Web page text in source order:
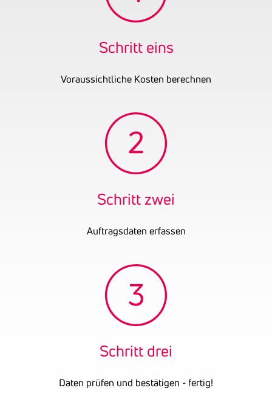
Wartungstätigkeiten
ATU78781613
Schritt eins
Voraussichtliche Kosten berechnen
Schritt zwei
Auftragsdaten erfassen
Schritt drei
Daten prüfen und bestätigen - fertig!